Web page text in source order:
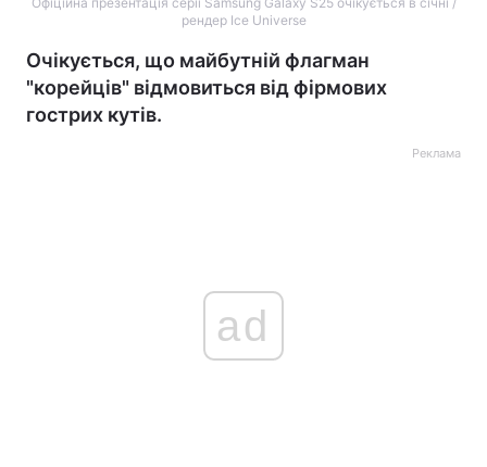
рендер Ice Universe
Очікується, що майбутній флагман
"корейців" відмовиться від фірмових
гострих кутів.
Реклама
ad